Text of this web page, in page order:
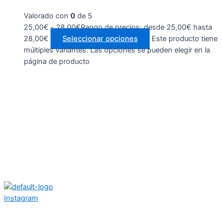
Valorado con 0 de 5
25,00€ - 28,00€Rango de precios: desde 25,00€ hasta
28,00€
Seleccionar opciones
Este producto tiene
múltiples variantes. Las opciones se pueden elegir en la
página de producto
Instagram